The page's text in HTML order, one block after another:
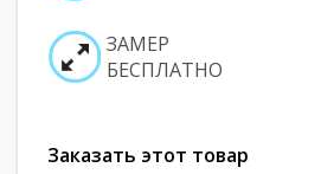
ЗАМЕР
БЕСПЛАТНО
Заказать этот товар